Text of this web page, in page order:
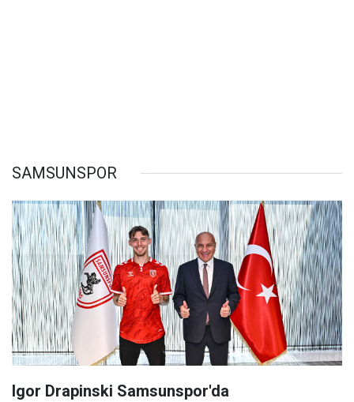
SAMSUNSPOR
Igor Drapinski Samsunspor'da